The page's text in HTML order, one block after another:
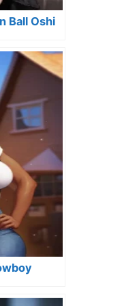
Ball Oshi